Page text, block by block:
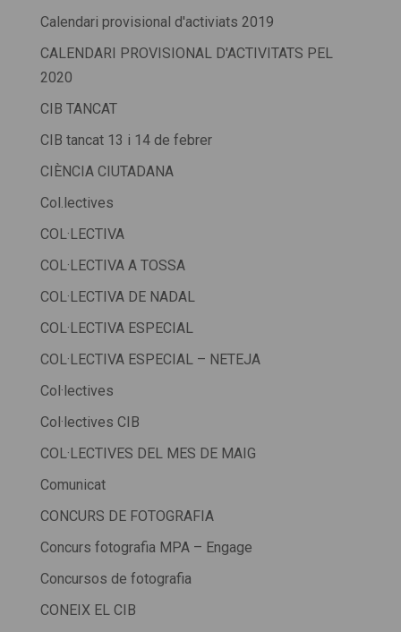
Calendari provisional d'activiats 2019
CALENDARI PROVISIONAL D'ACTIVITATS PEL
2020
CIB TANCAT
CIB tancat 13 i 14 de febrer
CIÈNCIA CIUTADANA
Col.lectives
COL·LECTIVA
COL·LECTIVA A TOSSA
COL·LECTIVA DE NADAL
COL·LECTIVA ESPECIAL
COL·LECTIVA ESPECIAL – NETEJA
Col·lectives
Col·lectives CIB
COL·LECTIVES DEL MES DE MAIG
Comunicat
CONCURS DE FOTOGRAFIA
Concurs fotografia MPA – Engage
Concursos de fotografia
CONEIX EL CIB